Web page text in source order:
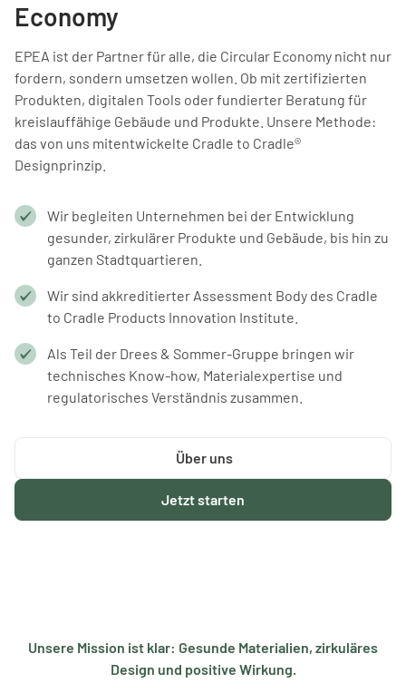
Economy
EPEA ist der Partner für alle, die Circular Economy nicht nur
fordern, sondern umsetzen wollen. Ob mit zertifizierten
Produkten, digitalen Tools oder fundierter Beratung für
kreislauffähige Gebäude und Produkte. Unsere Methode:
das von uns mitentwickelte Cradle to Cradle®
Designprinzip.
Wir begleiten Unternehmen bei der Entwicklung
gesunder, zirkulärer Produkte und Gebäude, bis hin zu
ganzen Stadtquartieren.
Wir sind akkreditierter Assessment Body des Cradle
to Cradle Products Innovation Institute.
Als Teil der Drees & Sommer-Gruppe bringen wir
technisches Know-how, Materialexpertise und
regulatorisches Verständnis zusammen.
Jetzt starten
Über uns
Unsere Mission ist klar: Gesunde Materialien, zirkuläres
Design und positive Wirkung.